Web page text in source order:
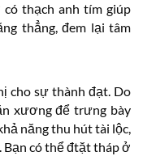
thạch anh tím giúp
thẳng, đem lại tâm
cho sự thành đạt. Do
xương để trưng bày
năng thu hút tài lộc,
Bạn có thể đtặt tháp ở